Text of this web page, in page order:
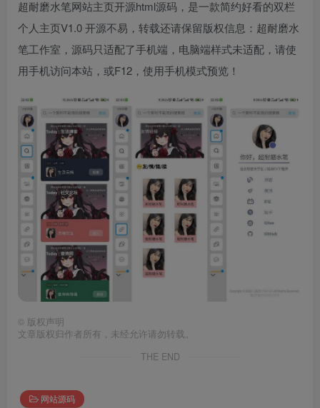
超耐磨水笔网站主页开源html源码，是一款简约好看的双栏
个人主页V1.0 开源不易，转载还请保留版权信息：超耐磨水
笔工作室，源码只适配了手机端，电脑端样式未适配，请使
用手机访问本站，或F12，使用手机模式预览！
© 版权声明
文章版权归作者所有，未经允许请勿转载。
THE END
网站源码